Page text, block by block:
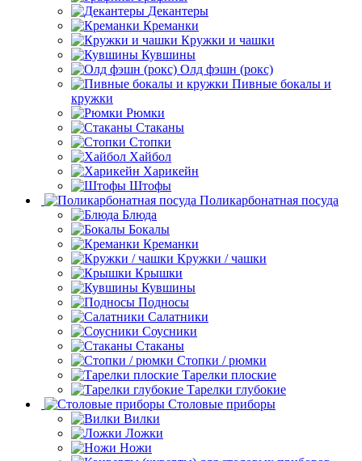
Декантеры
Креманки
Кружки и чашки
Кувшины
Олд фэшн (рокс)
Пивные бокалы и
кружки
Рюмки
Стаканы
Стопки
Хайбол
Харикейн
Штофы
Поликарбонатная посуда
Блюда
Бокалы
Креманки
Кружки / чашки
Крышки
Кувшины
Подносы
Салатники
Соусники
Стаканы
Стопки / рюмки
Тарелки плоские
Тарелки глубокие
Столовые приборы
Вилки
Ложки
Ножи